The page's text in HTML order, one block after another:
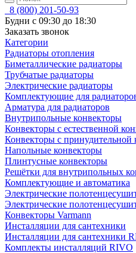
8 (800) 201-50-93
Будни с 09:30 до 18:30
Заказать звонок
Категории
Радиаторы отопления
Биметаллические радиаторы
Трубчатые радиаторы
Электрические радиаторы
Комплектующие для
Арматура для радиаторов
Внутрипольные конвекторы
Конвекторы с естественной
Конвекторы с принудительной
Напольные конвекторы
Плинтусные конвекторы
Решётки для внутрипольных
Комплектующие и автоматика
Электрические
Электрические
Конвекторы Varmann
Инсталляции для сантехники
Инсталляции для сантехники
Комплекты инсталляций RIVO